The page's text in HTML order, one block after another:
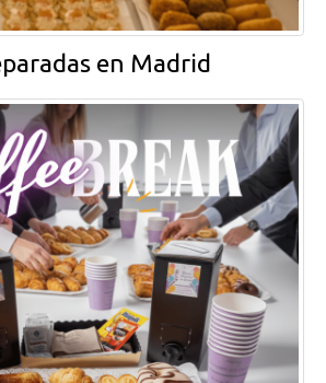
en Madrid